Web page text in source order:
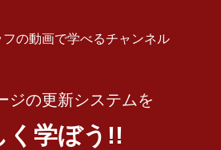
フの動画で学べるチャンネル
ジの更新システムを
く学ぼう!!